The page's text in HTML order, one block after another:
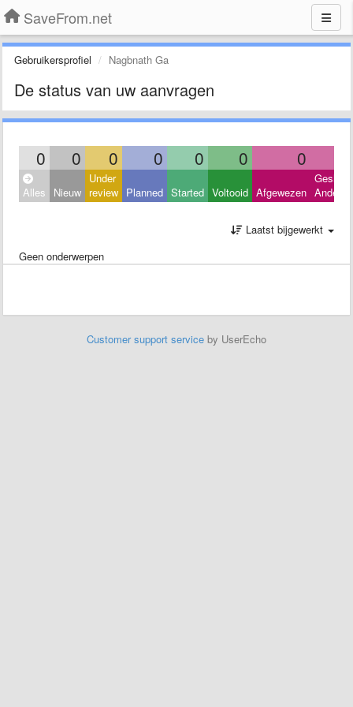
SaveFrom.net
Gebruikersprofiel Nagbnath Ga
De status van uw aanvragen
0 0 0 0 0 0 0
Alles Nieuw
Under
review Planned Started Voltooid Afgewezen Andere
Laatst bijgewerkt
Geen onderwerpen
Customer support service by UserEcho